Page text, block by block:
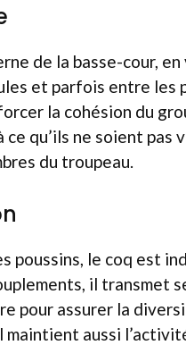
de la basse-cour,
et parfois entre les
la cohésion du
qu’ils ne soient pas
du troupeau.
poussins, le coq est
il transmet
pour assurer la
maintient aussi